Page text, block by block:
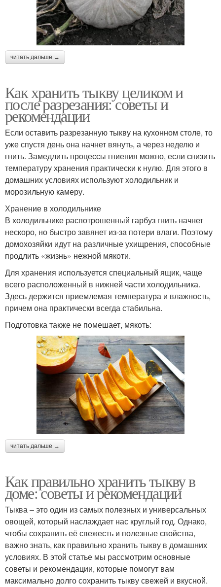
читать дальше →
Как хранить тыкву целиком и
после разрезания: советы и
рекомендации
Если оставить разрезанную тыкву на кухонном столе, то
уже спустя день она начнет вянуть, а через неделю и
гнить. Замедлить процессы гниения можно, если снизить
температуру хранения практически к нулю. Для этого в
домашних условиях используют холодильник и
морозильную камеру.
Хранение в холодильнике
В холодильнике распотрошенный гарбуз гнить начнет
нескоро, но быстро завянет из-за потери влаги. Поэтому
домохозяйки идут на различные ухищрения, способные
продлить «жизнь» нежной мякоти.
Для хранения используется специальный ящик, чаще
всего расположенный в нижней части холодильника.
Здесь держится приемлемая температура и влажность,
причем она практически всегда стабильна.
Подготовка также не помешает, мякоть:
читать дальше →
Как правильно хранить тыкву в
доме: советы и рекомендации
Тыква – это один из самых полезных и универсальных
овощей, который наслаждает нас круглый год. Однако,
чтобы сохранить её свежесть и полезные свойства,
важно знать, как правильно хранить тыкву в домашних
условиях. В этой статье мы рассмотрим основные
советы и рекомендации, которые помогут вам
максимально долго сохранить тыкву свежей и вкусной.